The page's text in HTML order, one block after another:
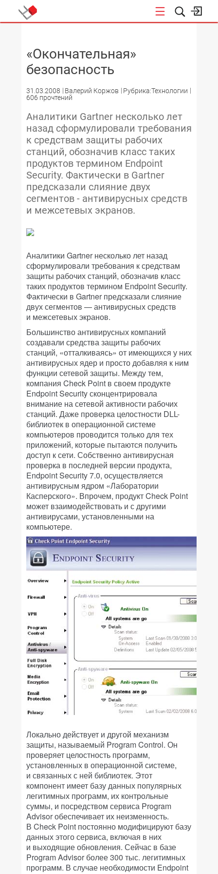
«Окончательная»
безопасность
31.03.2008 Валерий Коржов
Рубрика:Технологии
606 прочтений
Аналитики Gartner несколько лет
назад сформулировали требования
к средствам защиты рабочих
станций, обозначив класс таких
продуктов термином Endpoint
Security. Фактически в Gartner
предсказали слияние двух
сегментов - антивирусных средств
и межсетевых экранов.
Аналитики Gartner несколько лет назад
сформулировали требования к средствам
защиты рабочих станций, обозначив класс
таких продуктов термином Endpoint Security.
Фактически в Gartner предсказали слияние
двух сегментов — антивирусных средств
и межсетевых экранов.
Большинство антивирусных компаний
создавали средства защиты рабочих
станций, «отталкиваясь» от имеющихся у них
антивирусных ядер и просто добавляя к ним
функции сетевой защиты. Между тем,
компания Check Point в своем продукте
Endpoint Security сконцентрировала
внимание на сетевой активности рабочих
станций. Даже проверка целостности DLL-
библиотек в операционной системе
компьютеров проводится только для тех
приложений, которые пытаются получить
доступ к сети. Собственно антивирусная
проверка в последней версии продукта,
Endpoint Security 7.0, осуществляется
антивирусным ядром «Лаборатории
Касперского». Впрочем, продукт Check Point
может взаимодействовать и с другими
антивирусами, установленными на
компьютере.
Локально действует и другой механизм
защиты, называемый Program Control. Он
проверяет целостность программ,
установленных в операционной системе,
и связанных с ней библиотек. Этот
компонент имеет базу данных популярных
легитимных программ, их контрольные
суммы, и посредством сервиса Program
Advisor обеспечивает их неизменность.
В Check Point постоянно модифицируют базу
данных этого сервиса, включая в них
и выходящие обновления. Сейчас в базе
Program Advisor более 300 тыс. легитимных
программ. В случае необходимости Endpoint